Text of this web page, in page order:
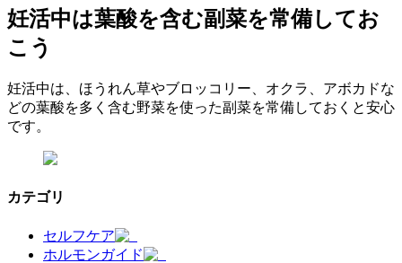
妊活中は葉酸を含む副菜を常備してお
こう
妊活中は、ほうれん草やブロッコリー、オクラ、アボカドな
どの葉酸を多く含む野菜を使った副菜を常備しておくと安心
です。
カテゴリ
セルフケア
ホルモンガイド